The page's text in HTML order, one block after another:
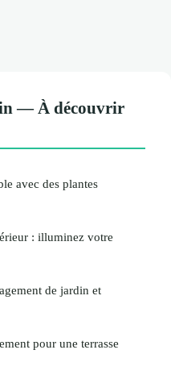
— À découvrir
avec des plantes
: illuminez votre
de jardin et
pour une terrasse